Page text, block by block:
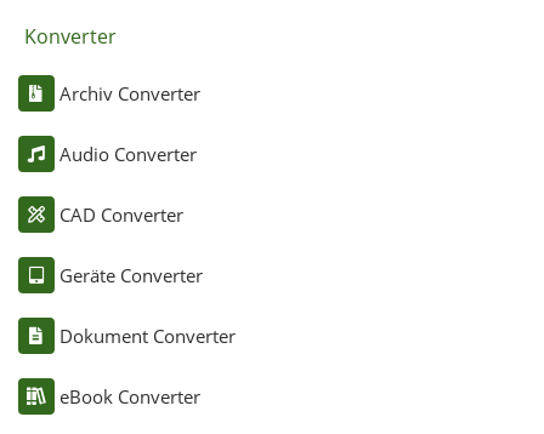
Konverter
Archiv Converter
Audio Converter
CAD Converter
Geräte Converter
Dokument Converter
eBook Converter